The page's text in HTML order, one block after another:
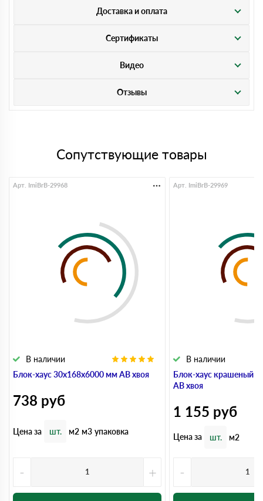
Доставка и оплата
Сертификаты
Видео
Отзывы
Сопутствующие товары
Блок-хаус 30x168x6000 мм АВ хвоя
В наличии
Арт. ImiBrB-29968
738 руб
Цена за шт. м2 м3 упаковка
- +
Блок-хаус крашеный
АВ хвоя
В наличии
Арт. ImiBrB-29969
1 155 руб
Цена за шт. м2
-